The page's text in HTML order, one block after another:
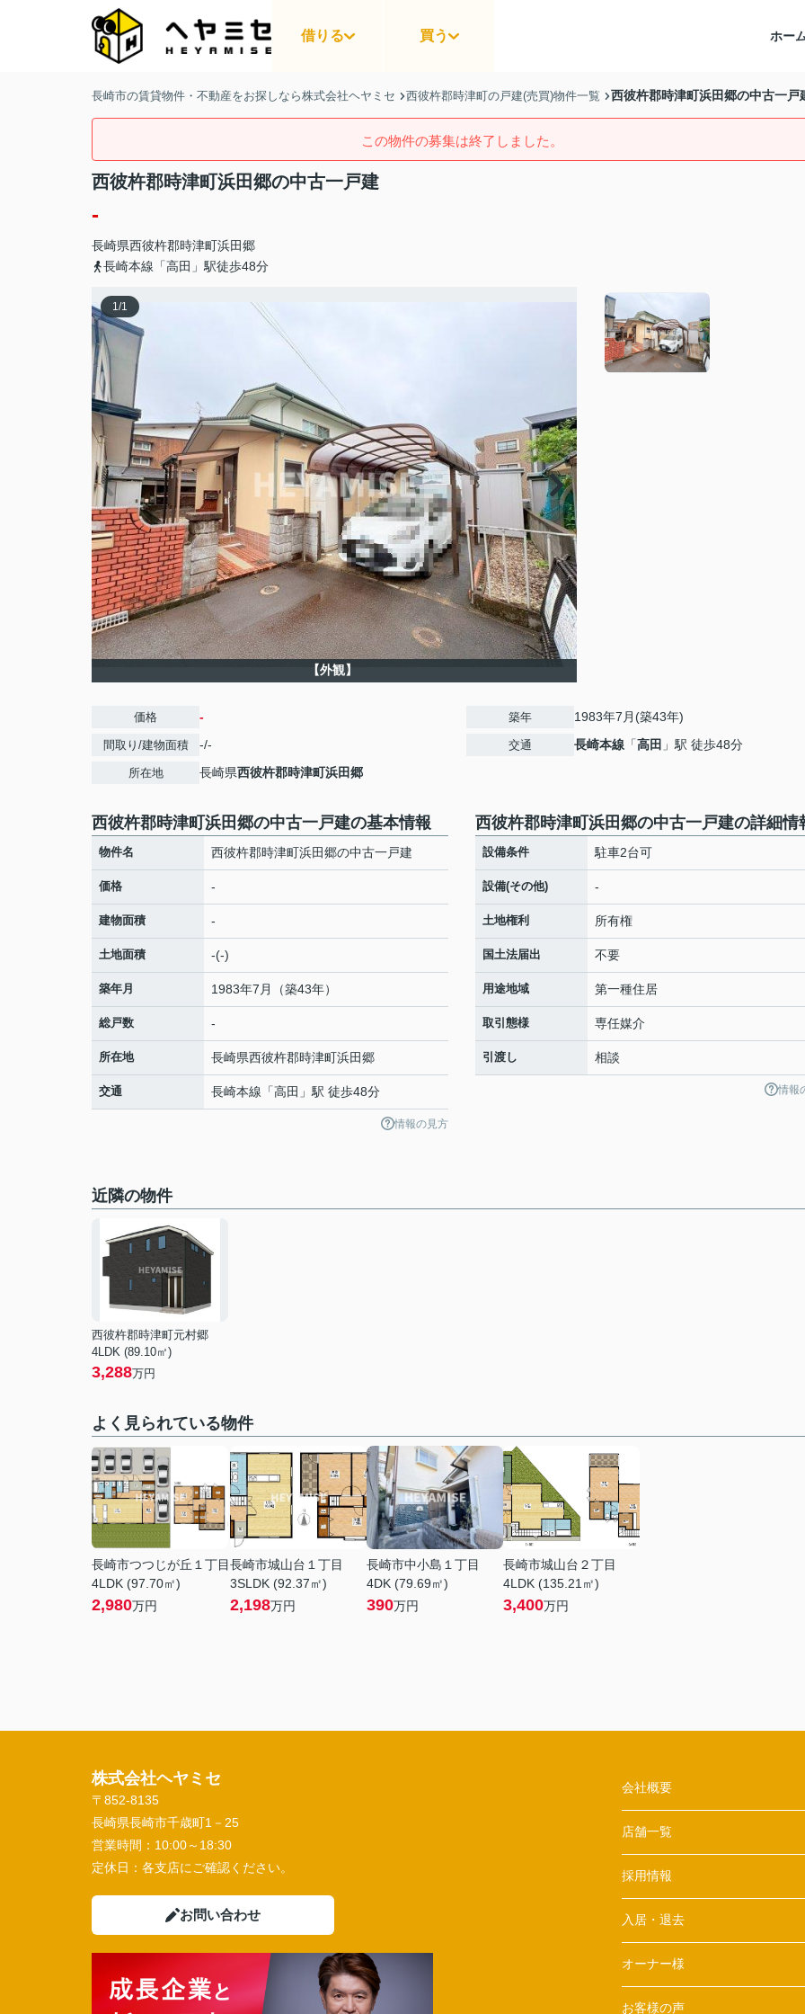
借りる 買う ホー
長崎市の賃貸物件・不動産をお探しなら株式会社ヘヤミセ 西彼杵郡時津町の戸建(売買)物件一覧 西彼杵郡時津町浜田郷の中古一戸
この物件の募集は終了しました。
西彼杵郡時津町浜田郷の中古一戸建
-
長崎県西彼杵郡時津町浜田郷
長崎本線「高田」駅徒歩48分
1/1
【外観】
価格 -
間取り/建物面積 -/-
所在地 長崎県西彼杵郡時津町浜田郷
築年 1983年7月(築43年)
交通 長崎本線 「高田 」駅 徒歩48分
西彼杵郡時津町浜田郷の中古一戸建の基本情報
物件名 西彼杵郡時津町浜田郷の中古一戸建
価格 -
建物面積 -
土地面積 -(-)
築年月 1983年7月（築43年）
総戸数 -
所在地 長崎県西彼杵郡時津町浜田郷
交通 長崎本線 「高田 」駅 徒歩48分
情報の見方
西彼杵郡時津町浜田郷の中古一戸建の詳細情
設備条件 駐車2台可
設備(その他) -
土地権利 所有権
国土法届出 不要
用途地域 第一種住居
取引態様 専任媒介
引渡し 相談
情報
近隣の物件
西彼杵郡時津町元村郷
4LDK (89.10㎡)
3,288万円
よく見られている物件
長崎市つつじが丘１丁目
4LDK (97.70㎡)
2,980万円
長崎市城山台１丁目
3SLDK (92.37㎡)
2,198万円
長崎市中小島１丁目
4DK (79.69㎡)
390万円
長崎市城山台２丁目
4LDK (135.21㎡)
3,400万円
株式会社ヘヤミセ
〒852-8135
長崎県長崎市千歳町1－25
営業時間： 10:00～18:30
定休日： 各支店にご確認ください。
お問い合わせ
会社概要
店舗一覧
採用情報
入居・退去
オーナー様
お客様の声